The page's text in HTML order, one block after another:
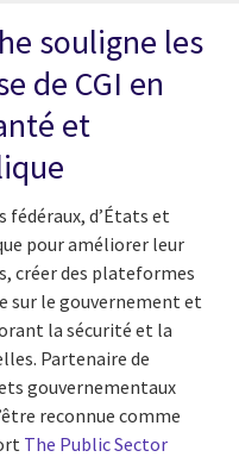
souligne les
de CGI en
et
fédéraux, d’États et
pour améliorer leur
créer des plateformes
sur le gouvernement et
la sécurité et la
Partenaire de
gouvernementaux
reconnue comme
The Public Sector